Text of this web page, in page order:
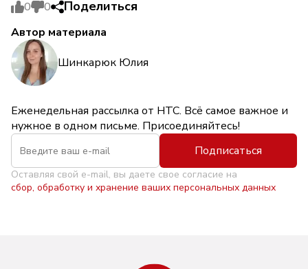
0 0 Поделиться
Автор материала
Шинкарюк Юлия
Еженедельная рассылка от НТС. Всё самое важное и
нужное в одном письме. Присоединяйтесь!
Подписаться
Оставляя свой e-mail, вы даете свое согласие на
сбор, обработку и хранение ваших персональных данных